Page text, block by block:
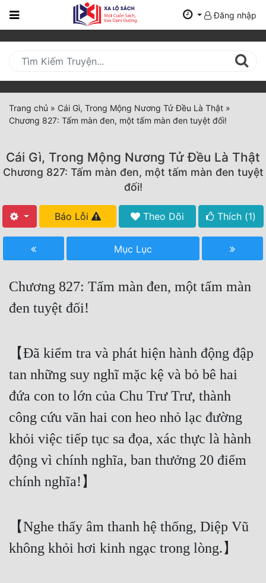
Trang
Mới
Cập
Nhật
(current)
Thể Loại
Truyện Mới Ra
Hoàn Thành
Free
Hậu Cung
Truyện Dịch
Truyện Nhập Môn
Truyện ngắn
Xa Lộ Dịch
Cung Đấu
Cổ Tiên Hiệp
Cổ Đại
Đăng nhập
Trang chủ » Cái Gì, Trong Mộng Nương Tử Đều Là Thật »
Chương 827: Tấm màn đen, một tấm màn đen tuyệt đối!
Cái Gì, Trong Mộng Nương Tử Đều Là Thật
Chương 827: Tấm màn đen, một tấm màn đen tuyệt
đối!
Báo Lỗi Theo Dõi Thích (1)
Mục Lục
Chương 827: Tấm màn đen, một tấm màn
đen tuyệt đối!
【Đã kiểm tra và phát hiện hành động đập
tan những suy nghĩ mặc kệ và bỏ bê hai
đứa con to lớn của Chu Trư Trư, thành
công cứu vãn hai con heo nhỏ lạc đường
khỏi việc tiếp tục sa đọa, xác thực là hành
động vì chính nghĩa, ban thưởng 20 điểm
chính nghĩa!】
【Nghe thấy âm thanh hệ thống, Diệp Vũ
không khỏi hơi kinh ngạc trong lòng.】